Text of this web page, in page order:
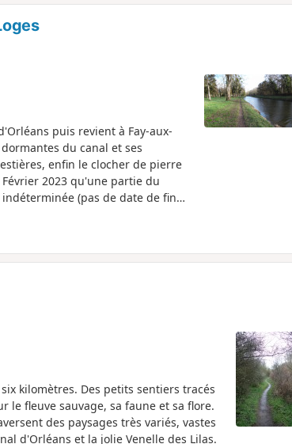
puis revient à Fay-aux-
du canal et ses
enfin le clocher de pierre
2023 qu'une partie du
(pas de date de fin
kilomètres. Des petits sentiers tracés
le fleuve sauvage, sa faune et sa flore.
des paysages très variés, vastes
d'Orléans et la jolie Venelle des Lilas.